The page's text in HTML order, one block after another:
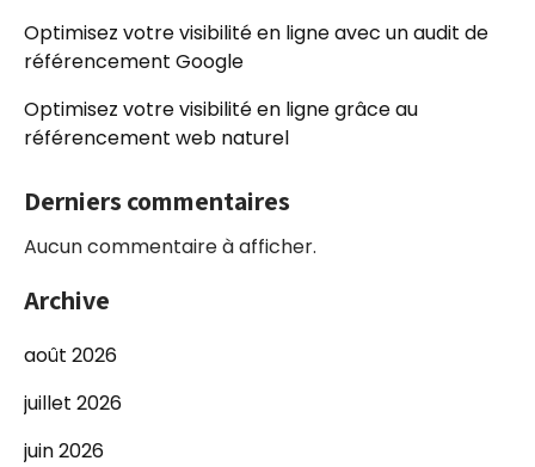
Optimisez votre visibilité en ligne avec un audit de
référencement Google
Optimisez votre visibilité en ligne grâce au
référencement web naturel
Derniers commentaires
Aucun commentaire à afficher.
Archive
août 2026
juillet 2026
juin 2026